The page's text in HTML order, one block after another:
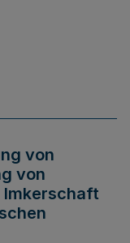
von
von
Imkerschaft